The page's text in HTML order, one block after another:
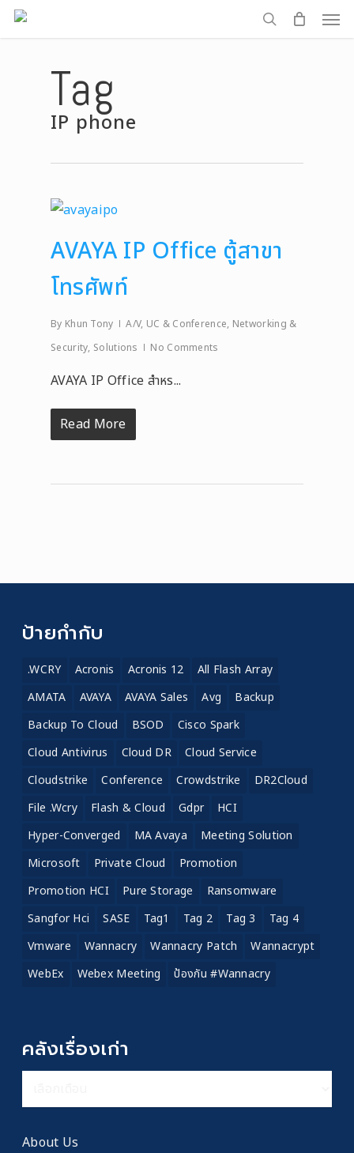
Skip
to
search
Tag
IP phone
AVAYA IP Office ตู้สาขา
โทรศัพท์
By Khun Tony A/V, UC & Conference, Networking &
Security, Solutions No Comments
AVAYA IP Office สำหร...
Read More
ป้ายกำกับ
.WCRY Acronis Acronis 12
All Flash Array
AMATA
AVAYA AVAYA Sales Avg
Backup
Backup To Cloud
BSOD
Cisco Spark
Cloud Antivirus
Cloud DR
Cloud Service
Cloudstrike
Conference Crowdstrike
DR2Cloud
File .wcry
Flash & Cloud Gdpr
HCI
Hyper-Converged
MA Avaya
Meeting Solution
Microsoft
Private Cloud
Promotion
Promotion HCI
Pure Storage
Ransomware
Sangfor Hci
SASE Tag1 Tag 2 Tag 3
Tag 4
Vmware
Wannacry Wannacry Patch
Wannacrypt
WebEx
Webex Meeting ป้องกัน #wannacry
คลังเรื่องเก่า
เรื่อง
About Us